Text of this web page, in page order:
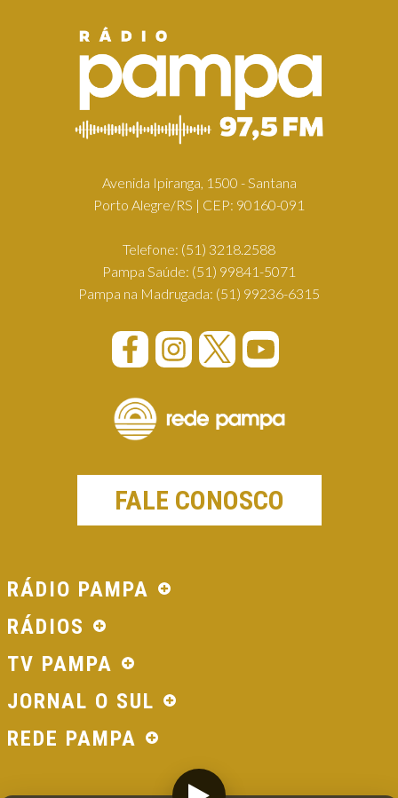
Avenida Ipiranga, 1500 - Santana
Porto Alegre/RS | CEP: 90160-091
Telefone: (51) 3218.2588
Pampa Saúde: (51) 99841-5071
Pampa na Madrugada: (51) 99236-6315
FALE CONOSCO
RÁDIO PAMPA
RÁDIOS
TV PAMPA
JORNAL O SUL
REDE PAMPA